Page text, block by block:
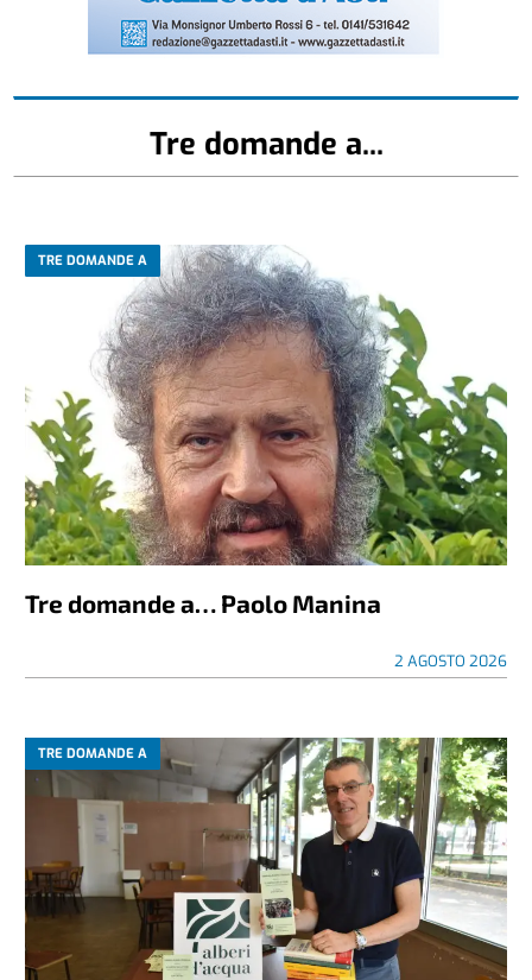
Tre domande a...
TRE DOMANDE A
Tre domande a… Paolo Manina
2 AGOSTO 2026
TRE DOMANDE A